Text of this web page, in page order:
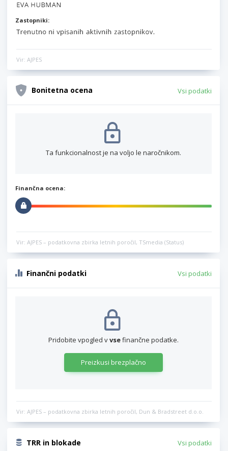
Zastopniki:
Vir: AJPES
Bonitetna ocena Vsi podatki
Ta funkcionalnost je na voljo le naročnikom.
Finančna ocena:
Vir: AJPES – podatkovna zbirka letnih poročil, TSmedia (Status)
Finančni podatki Vsi podatki
Pridobite vpogled vvsefinančne podatke.
Preizkusi brezplačno
Vir: AJPES – podatkovna zbirka letnih poročil, Dun & Bradstreet d.o.o.
TRR in blokade Vsi podatki